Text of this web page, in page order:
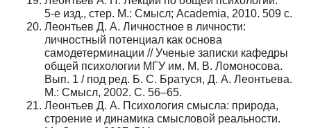
5‑е изд., стер. М.: Смысл; Academia, 2010. 509 с.
Леонтьев Д. А. Личностное в личности:
личностный потенциал как основа
самодетерминации // Ученые записки кафедры
общей психологии МГУ им. М. В. Ломоносова.
Вып. 1 / под ред. Б. С. Братуся, Д. А. Леонтьева.
М.: Смысл, 2002. С. 56–65.
Леонтьев Д. А. Психология смысла: природа,
строение и динамика смысловой реальности.